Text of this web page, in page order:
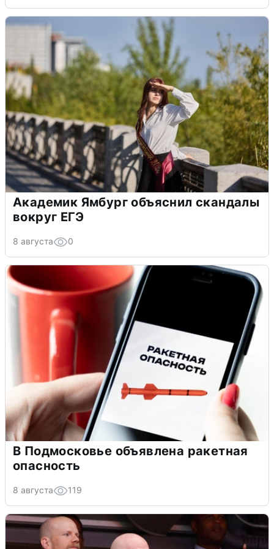
Академик Ямбург объяснил скандалы
вокруг ЕГЭ
8 августа 0
В Подмосковье объявлена ракетная
опасность
8 августа 119